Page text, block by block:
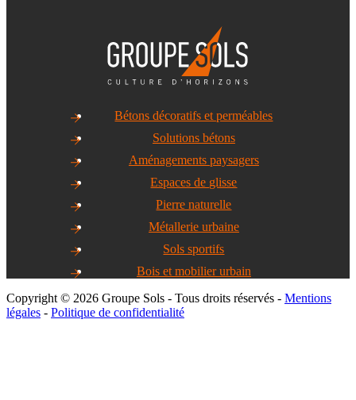
Bétons décoratifs et perméables
Solutions bétons
Aménagements paysagers
Espaces de glisse
Pierre naturelle
Métallerie urbaine
Sols sportifs
Bois et mobilier urbain
Copyright © 2026 Groupe Sols - Tous droits réservés - Mentions
légales - Politique de confidentialité